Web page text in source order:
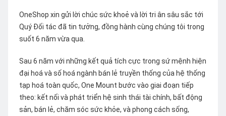
OneShop xin gửi lời chúc sức khoẻ và lời tri ân sâu sắc tới
Quý Đối tác đã tin tưởng, đồng hành cùng chúng tôi trong
suốt 6 năm vừa qua.
Sau 6 năm với những kết quả tích cực trong sứ mệnh hiện
đại hoá và số hoá ngành bán lẻ truyền thống của hệ thống
tạp hoá toàn quốc, One Mount bước vào giai đoạn tiếp
theo: kết nối và phát triển hệ sinh thái tài chính, bất động
sản, bán lẻ, chăm sóc sức khỏe, và phong cách sống,